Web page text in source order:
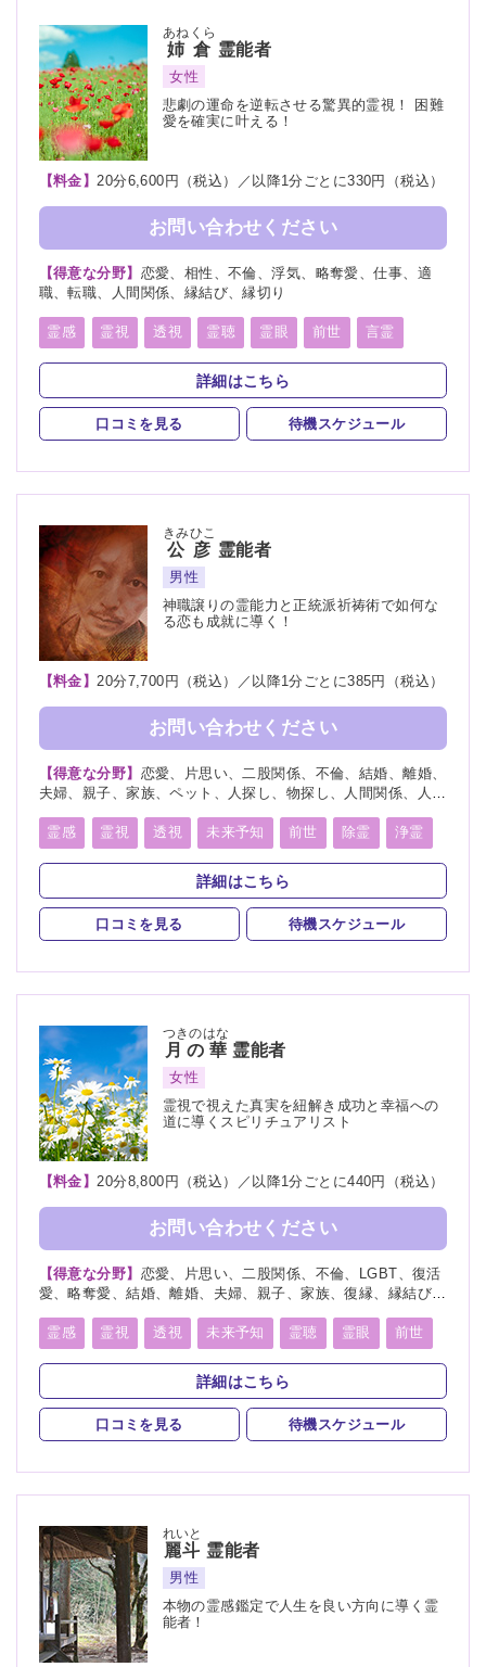
姉倉
あねくら
霊能者
女性
悲劇の運命を逆転させる驚異的霊視！ 困難
愛を確実に叶える！
【料金】 20分6,600円（税込）／以降1分ごとに330円（税込）
お問い合わせください
【得意な分野】 恋愛、相性、不倫、浮気、略奪愛、仕事、適
職、転職、人間関係、縁結び、縁切り
霊感 霊視 透視 霊聴 霊眼 前世 言霊
神通力 守護霊 背後霊 縁結び 除霊 浄霊
祈願 祈祷 波動修正 オーラリーディング
チャクラ スピリチュアルカウンセリング
チャネリング 縁切り
詳細はこちら
口コミを見る 待機スケジュール
公彦
きみひこ
霊能者
男性
神職譲りの霊能力と正統派祈祷術で如何な
る恋も成就に導く！
【料金】20分7,700円（税込）／以降1分ごとに385円（税込）
お問い合わせください
【得意な分野】 恋愛、片思い、二股関係、不倫、結婚、離婚、
夫婦、親子、家族、ペット、人探し、物探し、人間関係、人生
運、仕事、引越し、開運、故人、教育、過去、総合運、心霊相
談
霊感 霊視 透視 未来予知 前世 除霊 浄霊
祈願 祈祷 写真供養 人形供養 魂入 魂抜
霊符
詳細はこちら
口コミを見る 待機スケジュール
月の華
つきのはな
霊能者
女性
霊視で視えた真実を紐解き成功と幸福への
道に導くスピリチュアリスト
【料金】20分8,800円（税込）／以降1分ごとに440円（税込）
お問い合わせください
【得意な分野】 恋愛、片思い、二股関係、不倫、LGBT、復活
愛、略奪愛、結婚、離婚、夫婦、親子、家族、復縁、縁結び、
い、相性、経営、転職、適職、進路、未来、育児、介護、健
康、金運、仕事、引越し、開運、故人、教育、過去、浮気、総
合運、運勢、心霊相談、心霊写真、命名、改名
霊感 霊視 透視 未来予知 霊聴 霊眼 前世
後世 言霊 守護霊 背後霊 死者霊の降霊
縁結び 縁切り 除霊 浄霊 祈願 祈祷
写真供養 人形供養 波動修正 神通力
チャネリング オーラリーディング イタコ口寄せ
魂入 魂抜
詳細はこちら
口コミを見る 待機スケジュール
麗斗
れいと
霊能者
男性
本物の霊感鑑定で人生を良い方向に導く霊
能者！